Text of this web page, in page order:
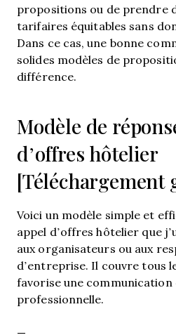
propositions ou de prendre
tarifaires équitables sans
Dans ce cas, une bonne
solides modèles de
différence.
Modèle de
d’offres hôtelier
[Téléchargement
Voici un modèle simple et
appel d’offres hôtelier que
aux organisateurs ou aux
d’entreprise. Il couvre tous
favorise une
professionnelle.